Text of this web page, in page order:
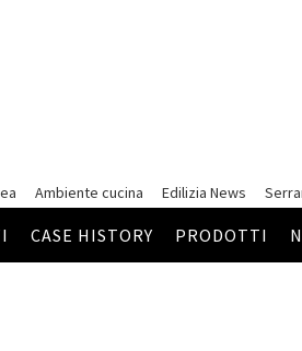
Ambiente cucina Edilizia News
CASE HISTORY PRODOTTI